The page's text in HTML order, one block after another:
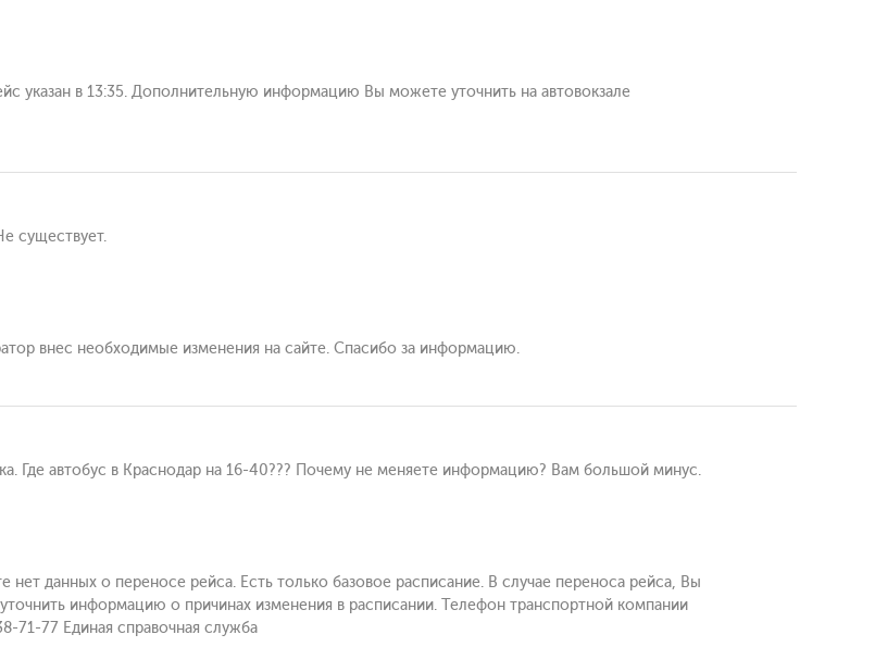
указан в 13:35. Дополнительную информацию Вы можете уточнить на автовокзале
существует.
внес необходимые изменения на сайте. Спасибо за информацию.
Где автобус в Краснодар на 16-40??? Почему не меняете информацию? Вам большой минус.
нет данных о переносе рейса. Есть только базовое расписание. В случае переноса рейса, Вы
информацию о причинах изменения в расписании. Телефон транспортной компании
71-77 Единая справочная служба